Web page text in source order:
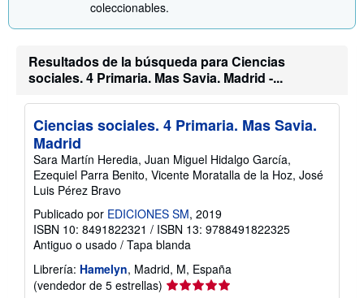
coleccionables.
Resultados de la búsqueda para Ciencias
sociales. 4 Primaria. Mas Savia. Madrid -...
Ciencias sociales. 4 Primaria. Mas Savia.
Madrid
Sara Martín Heredia, Juan Miguel Hidalgo García,
Ezequiel Parra Benito, Vicente Moratalla de la Hoz, José
Luis Pérez Bravo
Publicado por EDICIONES SM, 2019
ISBN 10: 8491822321 / ISBN 13: 9788491822325
Antiguo o usado / Tapa blanda
Librería: Hamelyn, Madrid, M, España
(vendedor de 5 estrellas) Calificación